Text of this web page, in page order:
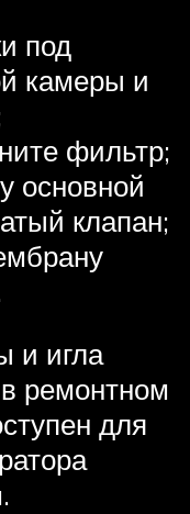
под
камеры и
фильтр;
основной
клапан;
и игла
ремонтном
для